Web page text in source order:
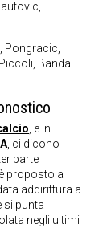
Pongracic,
Banda.
, e in
, ci dicono
parte
proposto a
addirittura a
si punta
negli ultimi